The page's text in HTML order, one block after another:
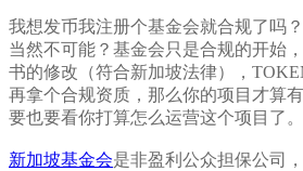
我想发币我注册个基金会就合规了吗？
当然不可能？基金会只是合规的开始
书的修改（符合新加坡法律），
再拿个合规资质，那么你的项目才算
要也要看你打算怎么运营这个项目了。
新加坡基金会是非盈利公众担保公司